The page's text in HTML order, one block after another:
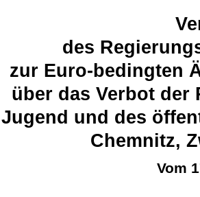
des
zur Euro-bedingten
über das Verbot der
Jugend und des
Chemnitz,
Vom